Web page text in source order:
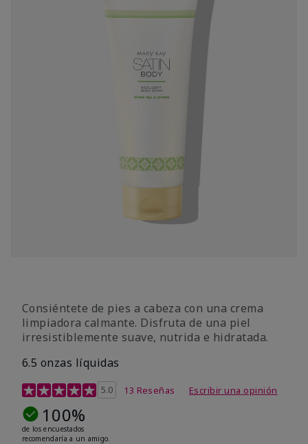
Consiéntete de pies a cabeza con una crema
limpiadora calmante. Disfruta de una piel
irresistiblemente suave, nutrida e hidratada.
6.5 onzas líquidas
Calificación de clientes de 4,2 de 5
5.0 13 Reseñas Escribir una opinión
100%
de los encuestados
recomendaría a un amigo.